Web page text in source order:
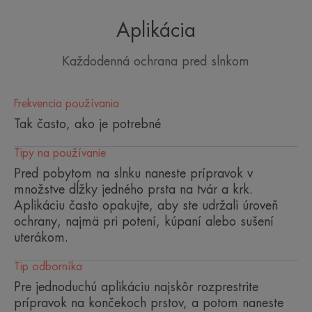
Veľmi vysoká ochrana pred
slnkom pre citlivú a mastnú pleť so
Výhoda
Veľmi vysoká ochrana pred slnkom pre citlivú,
mastnú pokožku tváre a pokožku so sklonom k
tvorbe škvŕn.
Výhody
• CHRÁNI PRED SLNEČNÝM ŽIARENÍM :
stabilné filtre, ktoré účinne bojujú proti škodlivým
Aplikácia
Každodenná ochrana pred slnkom
Frekvencia používania
Tak často, ako je potrebné
Tipy na používanie
Pred pobytom na slnku naneste prípravok v
množstve dĺžky jedného prsta na tvár a krk.
Aplikáciu často opakujte, aby ste udržali úroveň
ochrany, najmä pri potení, kúpaní alebo sušení
uterákom.
Tip odborníka
Pre jednoduchú aplikáciu najskôr rozprestrite
prípravok na končekoch prstov, a potom naneste